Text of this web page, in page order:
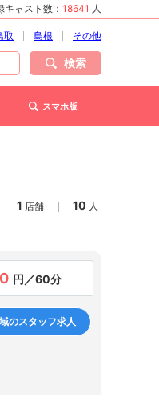
キャスト数： 18641 人
取 島根 その他
検索
スマホ版
1 店舗 ｜ 10 人
円／60分
のスタッフ求人